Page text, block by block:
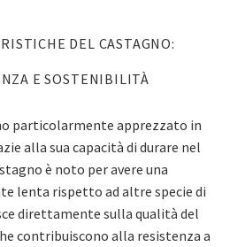
DEL CASTAGNO:
E SOSTENIBILITÀ
particolarmente apprezzato in
alla sua capacità di durare nel
è noto per avere una
lenta rispetto ad altre specie di
direttamente sulla qualità del
contribuiscono alla resistenza a